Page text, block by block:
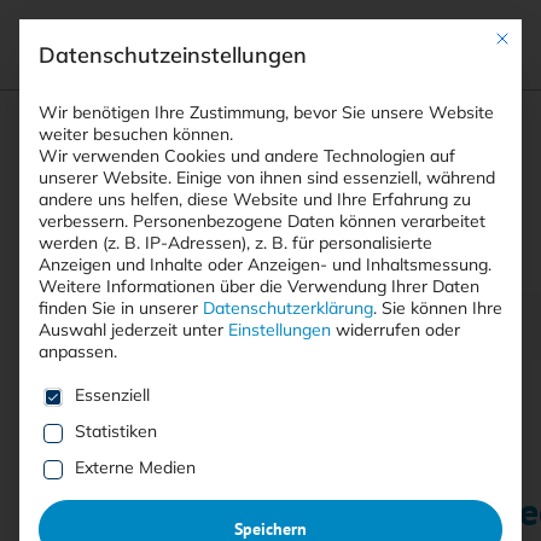
Suchfeld
Suchen
Breadcrumb-Navigation
STARTSEITE
PRINTAUSGABEN
TITELTHEMA: METRIKEN UND KENNZAHLEN
IT-GRUNDSCHUTZ++ – AUF DEM WEG ZUM …
Inhaltsverzeichnis
Mit <kes>+ lesen
IT-Grundschutz++ – auf dem
Mit
Datenschutzeinstellungen
Wir benötigen Ihre Zustimmung, bevor Sie unsere Website
weiter besuchen können.
Wir verwenden Cookies und andere Technologien auf
unserer Website. Einige von ihnen sind essenziell, während
andere uns helfen, diese Website und Ihre Erfahrung zu
verbessern. Personenbezogene Daten können verarbeitet
werden (z. B. IP-Adressen), z. B. für personalisierte
Anzeigen und Inhalte oder Anzeigen- und Inhaltsmessung.
Weitere Informationen über die Verwendung Ihrer Daten
finden Sie in unserer Datenschutzerklärung. Sie können Ihre
Auswahl jederzeit unter Einstellungen widerrufen oder
anpassen.
Es folgt eine Liste der Service-Gruppen, für die eine
Essenziell
Statistiken
Externe Medien
Speichern